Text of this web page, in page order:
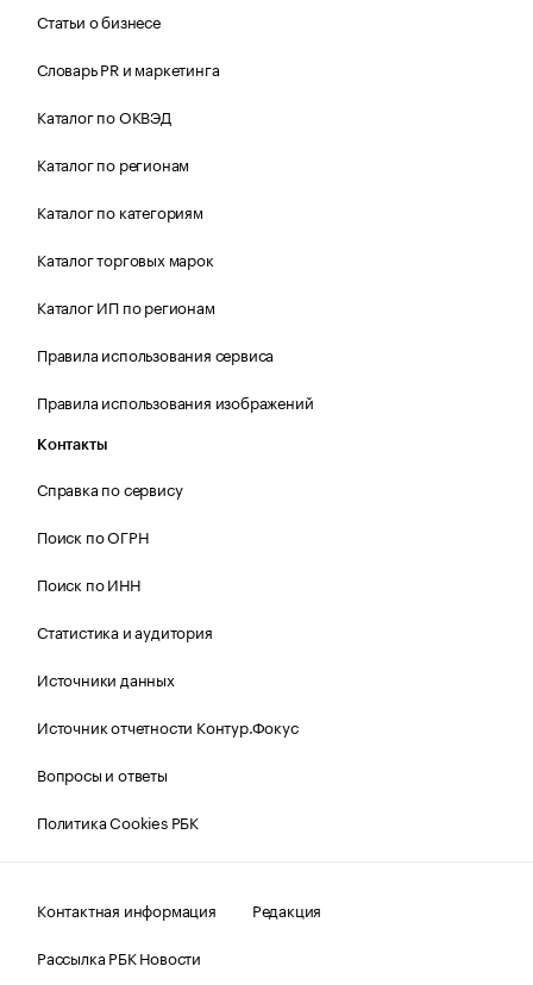
Статьи о бизнесе
Словарь PR и маркетинга
Каталог по ОКВЭД
Каталог по регионам
Каталог по категориям
Каталог торговых марок
Каталог ИП по регионам
Правила использования сервиса
Правила использования изображений
Контакты
Справка по сервису
Поиск по ОГРН
Поиск по ИНН
Статистика и аудитория
Источники данных
Источник отчетности Контур.Фокус
Вопросы и ответы
Политика Cookies РБК
Контактная информация
Редакция
Рассылка РБК Новости